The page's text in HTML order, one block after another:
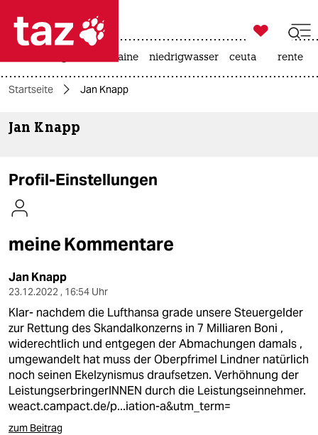
 taz zahl ich
taz zahl ich
themen
kultur
sport
berlin
nord
wahrheit
verlag

taz zahl ich
krieg in der ukraine niedrigwasser ceuta rente
Startseite Jan Knapp
Jan Knapp
Profil-Einstellungen
meine Kommentare
Jan Knapp
23.12.2022 , 16:54 Uhr
Klar- nachdem die Lufthansa grade unsere Steuergelder
zur Rettung des Skandalkonzerns in 7 Milliaren Boni ,
widerechtlich und entgegen der Abmachungen damals ,
umgewandelt hat muss der Oberpfrimel Lindner natürlich
noch seinen Ekelzynismus draufsetzen. Verhöhnung der
LeistungserbringerINNEN durch die Leistungseinnehmer.
weact.campact.de/p...iation-a&utm_term=
zum Beitrag